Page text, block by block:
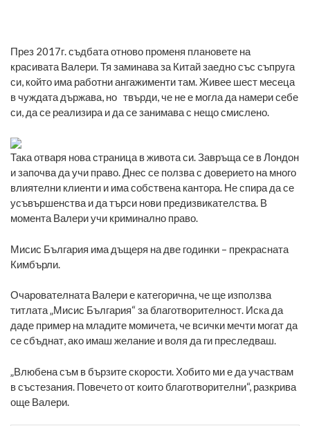
През 2017г. съдбата отново променя плановете на
красивата Валери. Тя заминава за Китай заедно със съпруга
си, който има работни ангажименти там. Живее шест месеца
в чуждата държава, но твърди, че не е могла да намери себе
си, да се реализира и да се занимава с нещо смислено.
Така отваря нова страница в живота си. Завръща се в Лондон
и започва да учи право. Днес се ползва с доверието на много
влиятелни клиенти и има собствена кантора. Не спира да се
усъвършенства и да търси нови предизвикателства. В
момента Валери учи криминално право.
Мисис България има дъщеря на две годинки – прекрасната
Кимбърли.
Очарователната Валери е категорична, че ще използва
титлата „Мисис България“ за благотворителност. Иска да
даде пример на младите момичета, че всички мечти могат да
се сбъднат, ако имаш желание и воля да ги преследваш.
„Влюбена съм в бързите скорости. Хобито ми е да участвам
в състезания. Повечето от които благотворителни“, разкрива
още Валери.